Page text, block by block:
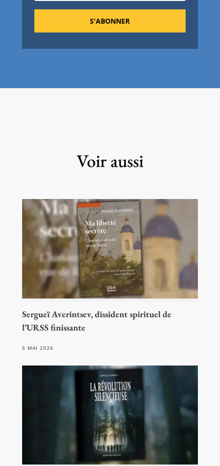
S'ABONNER
Voir aussi
Sergueï Averintsev, dissident spirituel de
l’URSS finissante
5 MAI 2026